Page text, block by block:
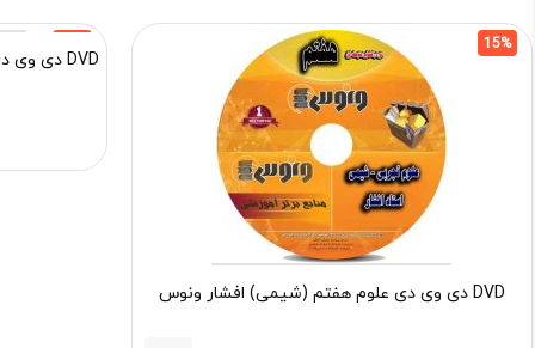
15%
DVD دی وی دی علوم هفتم (شیمی) افشار ونوس
DVD دی وی دی علوم هفتم (زیست) صادقی پناه ونوس